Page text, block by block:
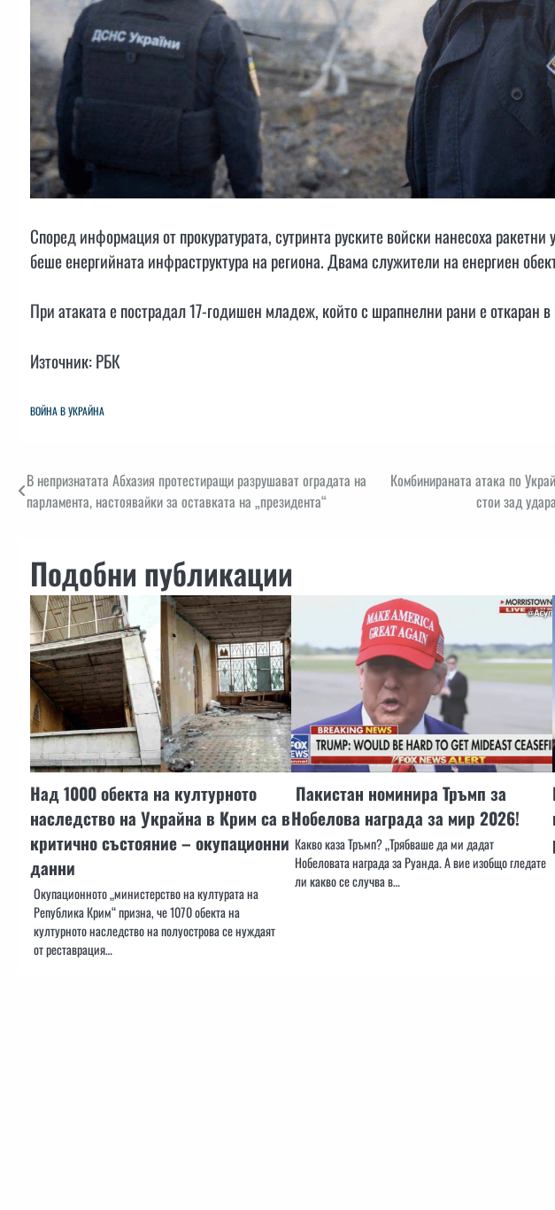
Според информация от прокуратурата, сутринта руските войски нанесоха
беше енергийната инфраструктура на региона. Двама служители на енергиен
При атаката е пострадал 17-годишен младеж, който с шрапнелни рани е откаран
Източник: РБК
ВОЙНА В УКРАЙНА
Навигация
В непризнатата Абхазия протестиращи разрушават оградата на
парламента, настоявайки за оставката на „президента“
Комбинираната атака по
стои зад
Подобни публикации
Над 1000 обекта на културното
наследство на Украйна в Крим са в
критично състояние – окупационни
данни
Окупационното „министерство на културата на
Република Крим“ призна, че 1070 обекта на
културното наследство на полуострова се нуждаят
от реставрация…
Пакистан номинира Тръмп за
Нобелова награда за мир 2026!
Какво каза Тръмп? „Трябваше да ми дадат
Нобеловата награда за Руанда. А вие изобщо гледате
ли какво се случва в…